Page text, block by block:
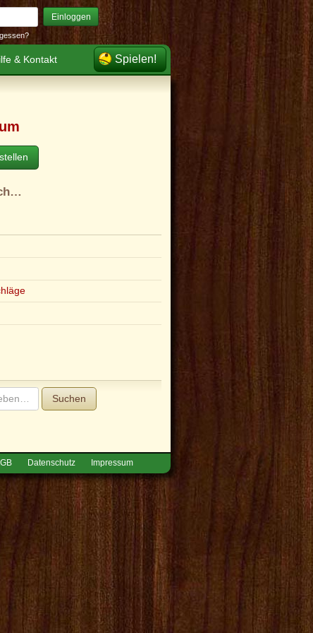
Einloggen
& Kontakt Spielen!
Suchen
Datenschutz Impressum